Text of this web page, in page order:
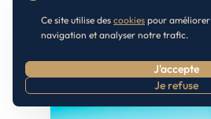
Ce site utilise des cookies pour
navigation et analyser notre trafic.
J'accepte
Je refuse